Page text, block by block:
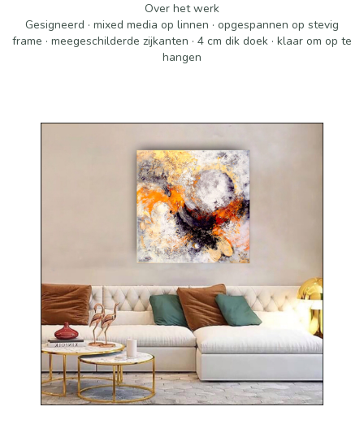
Over het werk
Gesigneerd · mixed media op linnen · opgespannen op stevig
frame · meegeschilderde zijkanten · 4 cm dik doek · klaar om op te
hangen